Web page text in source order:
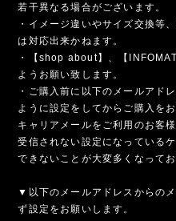
若干異なる場合がございます。
・イメージ違いやサイズ交換等
は対応出来かねます。
・【shop about】、【
ようお願い致します。
・ご購入前に以下のメールアド
ように設定をしてからご購入を
キャリアメールをご利用のお客
受信されない設定になっている
できないことが大変多くなってお
▼以下のメールアドレスからの
ず設定をお願いします。